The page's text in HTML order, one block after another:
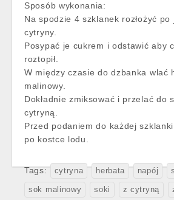
Sposób wykonania:
Na spodzie 4 szklanek rozłożyć po
cytryny.
Posypać je cukrem i odstawić aby
roztopił.
W między czasie do dzbanka wlać
malinowy.
Dokładnie zmiksować i przelać do
cytryną.
Przed podaniem do każdej
po kostce lodu.
Tags: cytryna herbata napój
sok malinowy soki z cytryną